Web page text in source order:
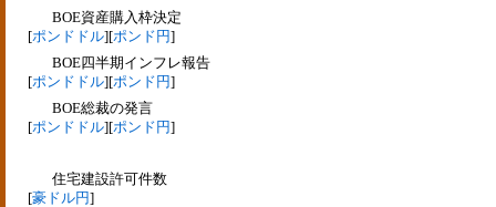
BOE資産購入枠決定
[ポンドドル][ポンド円]
BOE四半期インフレ報告
[ポンドドル][ポンド円]
BOE総裁の発言
[ポンドドル][ポンド円]
住宅建設許可件数
[豪ドル円]